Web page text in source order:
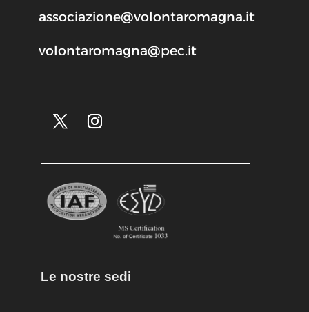
associazione@volontaromagna.it
volontaromagna@pec.it
Le nostre sedi